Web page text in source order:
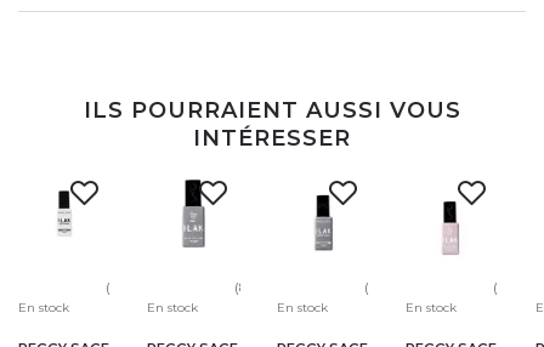
ILS POURRAIENT AUSSI VOUS
INTÉRESSER
(99)
En stock
(80)
En stock
(10)
En stock
(66)
En stock